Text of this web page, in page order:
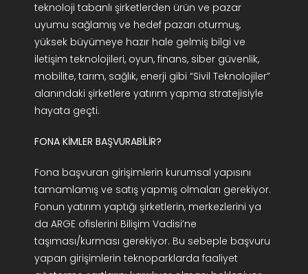
teknoloji tabanlı şirketlerden ürün ve pazar
uyumu sağlamış ve hedef pazarı oturmuş,
yüksek büyümeye hazır hale gelmiş bilgi ve
iletişim teknolojileri, oyun, finans, siber güvenlik,
mobilite, tarım, sağlık, enerji gibi “Sivil Teknolojiler”
alanındaki şirketlere yatırım yapma stratejisiyle
hayata geçti.
FONA KİMLER BAŞVURABİLİR?
Fona başvuran girişimlerin kurumsal yapısını
tamamlamış ve satış yapmış olmaları gerekiyor.
Fonun yatırım yaptığı şirketlerin, merkezlerini ya
da ARGE ofislerini Bilişim Vadisi’ne
taşıması/kurması gerekiyor. Bu sebeple başvuru
yapan girişimlerin teknoparklarda faaliyet